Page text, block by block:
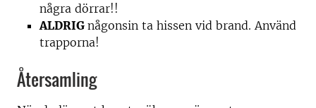
några dörrar!!
ALDRIG någonsin ta hissen vid brand. Använd
trapporna!
Återsamling